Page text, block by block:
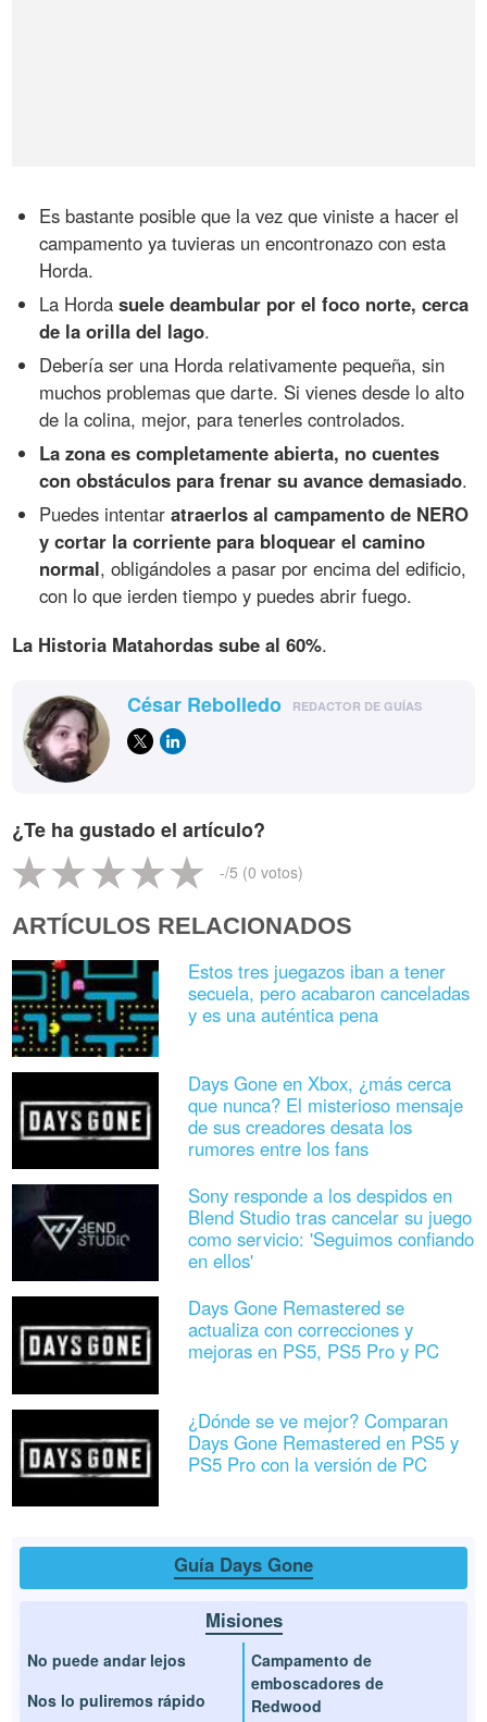
Es bastante posible que la vez que viniste a hacer el
campamento ya tuvieras un encontronazo con esta
Horda.
La Hordasuele deambular por el foco norte, cerca
de la orilla del lago.
Debería ser una Horda relativamente pequeña, sin
muchos problemas que darte. Si vienes desde lo alto
de la colina, mejor, para tenerles controlados.
La zona es completamente abierta, no cuentes
con obstáculos para frenar su avance demasiado.
Puedes intentaratraerlos al campamento de NERO
y cortar la corriente para bloquear el camino
normal, obligándoles a pasar por encima del edificio,
con lo que ierden tiempo y puedes abrir fuego.
La Historia Matahordas sube al 60%.
César Rebolledo REDACTOR DE GUÍAS
¿Te ha gustado el artículo?
-/5 (0 votos)
ARTÍCULOS RELACIONADOS
Estos tres juegazos iban a tener
secuela, pero acabaron canceladas
y es una auténtica pena
Days Gone en Xbox, ¿más cerca
que nunca? El misterioso mensaje
de sus creadores desata los
rumores entre los fans
Sony responde a los despidos en
Blend Studio tras cancelar su juego
como servicio: 'Seguimos confiando
en ellos'
Days Gone Remastered se
actualiza con correcciones y
mejoras en PS5, PS5 Pro y PC
¿Dónde se ve mejor? Comparan
Days Gone Remastered en PS5 y
PS5 Pro con la versión de PC
Guía Days Gone
Misiones
No puede andar lejos
Nos lo puliremos rápido
Campamento de
emboscadores de
Redwood